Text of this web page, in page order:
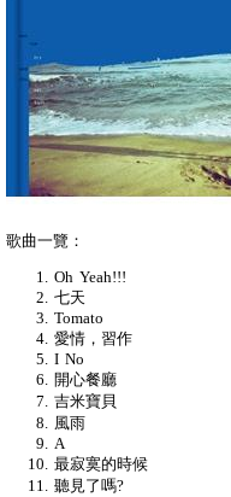
歌曲一覽：
Oh Yeah!!!
七天
Tomato
愛情，習作
I No
開心餐廳
吉米寶貝
風雨
A
最寂寞的時候
聽見了嗎?